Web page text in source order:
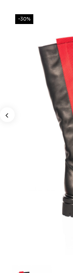
-30%